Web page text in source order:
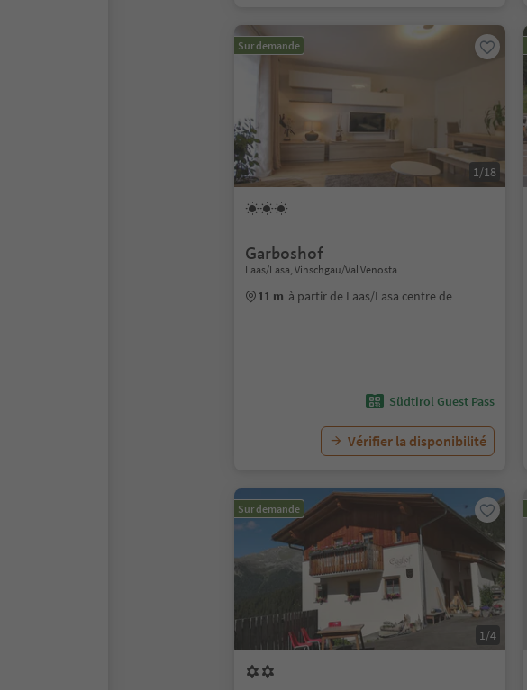
Sur demande
1/18
Garboshof
Laas/Lasa, Vinschgau/Val Venosta
11 m à partir de Laas/Lasa centre de
Südtirol Guest Pass
Vérifier la disponibilité
Sur demande
1/4